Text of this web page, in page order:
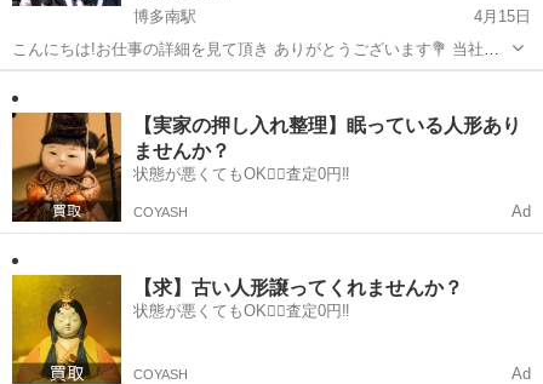
博多南駅
4月15日
こんにちは!お仕事の詳細を見て頂き ありがとうございます💐 当社は
入社後のミスマッチが無いよう、 詳細に内容を記載することを心がけ
ています。 気になる部分をチェックしてみてください✨ 【継続勤務で
10万円支...
【実家の押し入れ整理】眠っている人形あり
ませんか？
状態が悪くてもOK🙆‍♀️査定0円‼️
COYASH Ad
【求】古い人形譲ってくれませんか？
状態が悪くてもOK🙆‍♀️査定0円‼️
COYASH Ad